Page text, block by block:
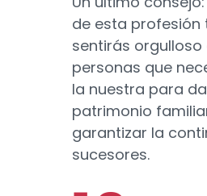
de esta profesión
sentirás
personas que
la nuestra para
patrimonio
garantizar la
sucesores.